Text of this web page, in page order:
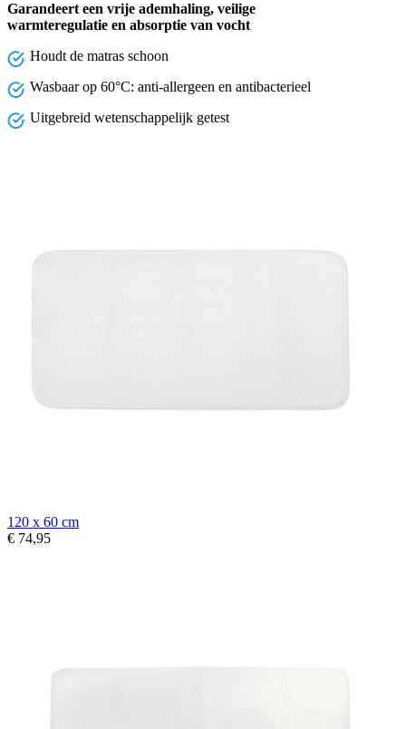
Garandeert een vrije ademhaling, veilige
warmteregulatie en absorptie van vocht
Houdt de matras schoon
Wasbaar op 60°C: anti-allergeen en antibacterieel
Uitgebreid wetenschappelijk getest
120 x 60 cm
€ 74,95